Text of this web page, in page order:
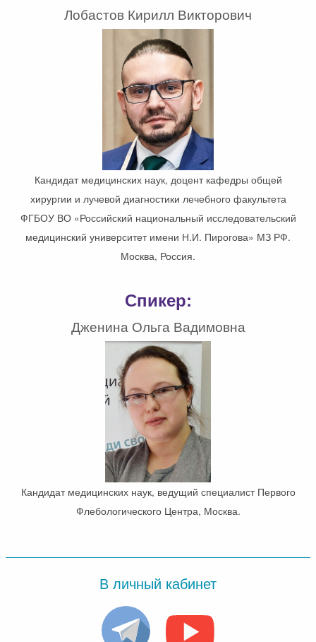
Лобастов Кирилл Викторович
Кандидат медицинских наук, доцент кафедры общей
хирургии и лучевой диагностики лечебного факультета
ФГБОУ ВО «Российский национальный исследовательский
медицинский университет имени Н.И. Пирогова» МЗ РФ.
Москва, Россия.
Спикер:
Дженина Ольга Вадимовна
Кандидат медицинских наук, ведущий специалист Первого
Флебологического Центра, Москва.
В личный кабинет